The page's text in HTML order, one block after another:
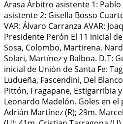
Arasa Árbitro asistente 1:
asistente 2: Gisella Bosso
VAR: Álvaro Carranza AVAR:
Presidente Perón El 11 inicial
Sosa, Colombo, Martirena,
Solari, Martínez y Balboa. D.T:
inicial de Unión de Santa Fe:
Ludueña, Fascendini, Del
Pittón, Fragapane, Estigarribia
Leonardo Madelón. Goles en
Adrián Martínez (R); 29m.